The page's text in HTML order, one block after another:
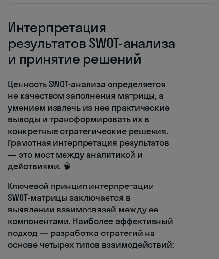
Интерпретация
результатов SWOT-анализа
и принятие решений
Ценность SWOT-анализа определяется
не качеством заполнения матрицы, а
умением извлечь из нее практические
выводы и трансформировать их в
конкретные стратегические решения.
Грамотная интерпретация результатов
— это мост между аналитикой и
действиями. 🧠
Ключевой принцип интерпретации
SWOT-матрицы заключается в
выявлении взаимосвязей между ее
компонентами. Наиболее эффективный
подход — разработка стратегий на
основе четырех типов взаимодействий: